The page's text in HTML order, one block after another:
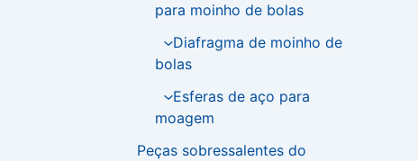
para moinho de bolas
Diafragma de moinho de
bolas
Esferas de aço para
moagem
Peças sobressalentes do